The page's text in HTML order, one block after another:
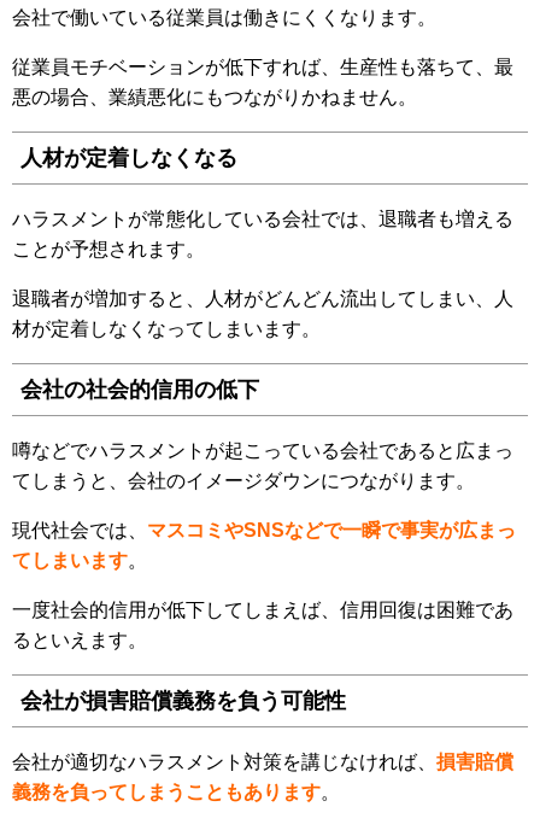
会社で働いている従業員は働きにくくなります。
従業員モチベーションが低下すれば、生産性も落ちて、最
悪の場合、業績悪化にもつながりかねません。
人材が定着しなくなる
ハラスメントが常態化している会社では、退職者も増える
ことが予想されます。
退職者が増加すると、人材がどんどん流出してしまい、人
材が定着しなくなってしまいます。
会社の社会的信用の低下
噂などでハラスメントが起こっている会社であると広まっ
てしまうと、会社のイメージダウンにつながります。
現代社会では、 マスコミやSNSなどで一瞬で事実が広まっ
てしまいます。
一度社会的信用が低下してしまえば、信用回復は困難であ
るといえます。
会社が損害賠償義務を負う可能性
会社が適切なハラスメント対策を講じなければ、 損害賠償
義務を負ってしまうこともあります。